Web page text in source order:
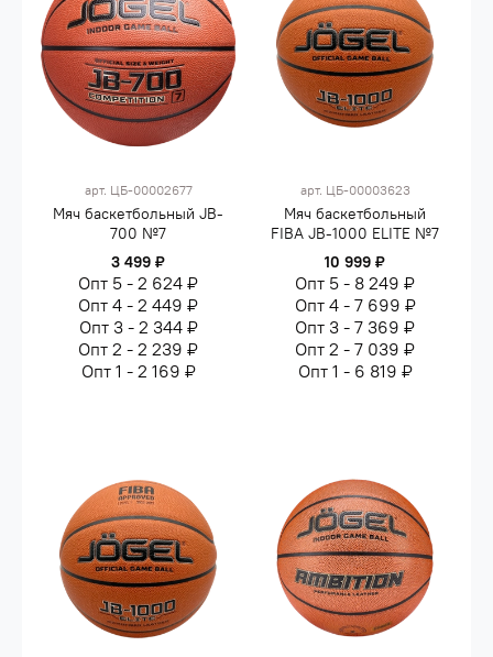
арт. ЦБ-00002677
Мяч баскетбольный JB-
700 №7
3 499 ₽
Опт 5 - 2 624 ₽
Опт 4 - 2 449 ₽
Опт 3 - 2 344 ₽
Опт 2 - 2 239 ₽
Опт 1 - 2 169 ₽
арт. ЦБ-00003623
Мяч баскетбольный
FIBA JB-1000 ELITE №7
10 999 ₽
Опт 5 - 8 249 ₽
Опт 4 - 7 699 ₽
Опт 3 - 7 369 ₽
Опт 2 - 7 039 ₽
Опт 1 - 6 819 ₽